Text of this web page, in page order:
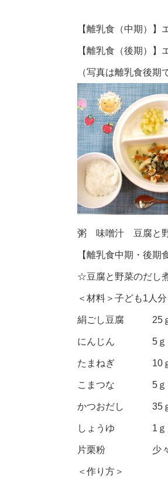
【離乳食（中期）
【離乳食（後期）
（写真は離乳食後期
粥 味噌汁 豆腐と
【離乳食中期・後期
☆豆腐と野菜のだし
＜材料＞子ども1人分
絹ごし豆腐 25
にんじん 5ｇ
たまねぎ 10
こまつな 5ｇ
かつおだし 35
しょうゆ 1ｇ
片栗粉 少
＜作り方＞